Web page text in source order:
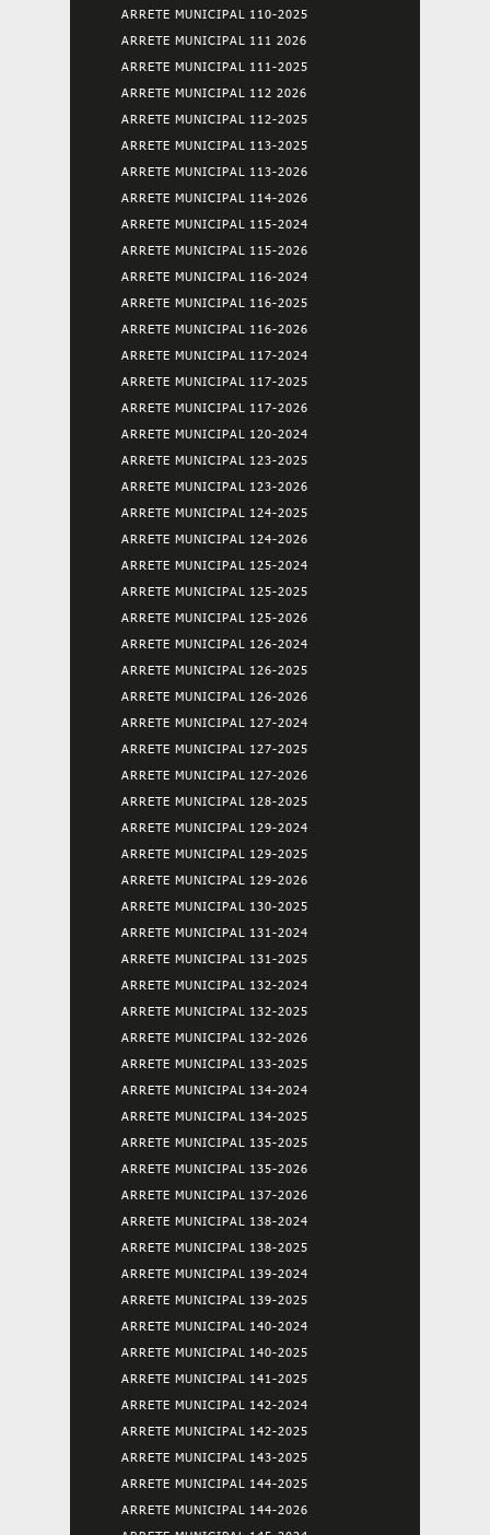
ARRETE MUNICIPAL 110-2025
ARRETE MUNICIPAL 111 2026
ARRETE MUNICIPAL 111-2025
ARRETE MUNICIPAL 112 2026
ARRETE MUNICIPAL 112-2025
ARRETE MUNICIPAL 113-2025
ARRETE MUNICIPAL 113-2026
ARRETE MUNICIPAL 114-2026
ARRETE MUNICIPAL 115-2024
ARRETE MUNICIPAL 115-2026
ARRETE MUNICIPAL 116-2024
ARRETE MUNICIPAL 116-2025
ARRETE MUNICIPAL 116-2026
ARRETE MUNICIPAL 117-2024
ARRETE MUNICIPAL 117-2025
ARRETE MUNICIPAL 117-2026
ARRETE MUNICIPAL 120-2024
ARRETE MUNICIPAL 123-2025
ARRETE MUNICIPAL 123-2026
ARRETE MUNICIPAL 124-2025
ARRETE MUNICIPAL 124-2026
ARRETE MUNICIPAL 125-2024
ARRETE MUNICIPAL 125-2025
ARRETE MUNICIPAL 125-2026
ARRETE MUNICIPAL 126-2024
ARRETE MUNICIPAL 126-2025
ARRETE MUNICIPAL 126-2026
ARRETE MUNICIPAL 127-2024
ARRETE MUNICIPAL 127-2025
ARRETE MUNICIPAL 127-2026
ARRETE MUNICIPAL 128-2025
ARRETE MUNICIPAL 129-2024
ARRETE MUNICIPAL 129-2025
ARRETE MUNICIPAL 129-2026
ARRETE MUNICIPAL 130-2025
ARRETE MUNICIPAL 131-2024
ARRETE MUNICIPAL 131-2025
ARRETE MUNICIPAL 132-2024
ARRETE MUNICIPAL 132-2025
ARRETE MUNICIPAL 132-2026
ARRETE MUNICIPAL 133-2025
ARRETE MUNICIPAL 134-2024
ARRETE MUNICIPAL 134-2025
ARRETE MUNICIPAL 135-2025
ARRETE MUNICIPAL 135-2026
ARRETE MUNICIPAL 137-2026
ARRETE MUNICIPAL 138-2024
ARRETE MUNICIPAL 138-2025
ARRETE MUNICIPAL 139-2024
ARRETE MUNICIPAL 139-2025
ARRETE MUNICIPAL 140-2024
ARRETE MUNICIPAL 140-2025
ARRETE MUNICIPAL 141-2025
ARRETE MUNICIPAL 142-2024
ARRETE MUNICIPAL 142-2025
ARRETE MUNICIPAL 143-2025
ARRETE MUNICIPAL 144-2025
ARRETE MUNICIPAL 144-2026